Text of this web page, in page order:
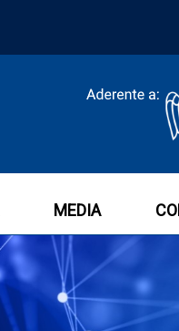
MEDIA